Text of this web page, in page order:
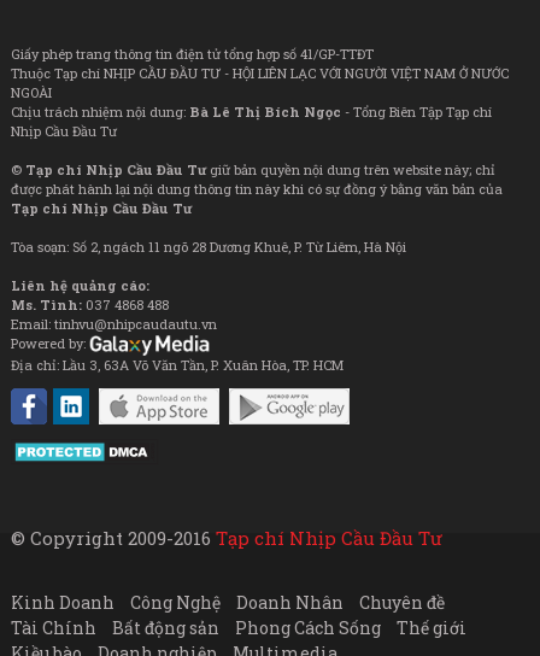
Giấy phép trang thông tin điện tử tổng hợp số 41/GP-TTĐT
Thuộc Tạp chí NHỊP CẦU ĐẦU TƯ - HỘI LIÊN LẠC VỚI NGƯỜI VIỆT NAM Ở NƯỚC
NGOÀI
Chịu trách nhiệm nội dung: Bà Lê Thị Bích Ngọc - Tổng Biên Tập Tạp chí
Nhịp Cầu Đầu Tư
© Tạp chí Nhịp Cầu Đầu Tưgiữ bản quyền nội dung trên website này; chỉ
được phát hành lại nội dung thông tin này khi có sự đồng ý bằng văn bản của
Tạp chí Nhịp Cầu Đầu Tư
Tòa soạn: Số 2, ngách 11 ngõ 28 Dương Khuê, P. Từ Liêm, Hà Nội
Liên hệ quảng cáo:
Ms. Tình: 037 4868 488
Email: tinhvu@nhipcaudautu.vn
Powered by:
Địa chỉ: Lầu 3, 63A Võ Văn Tần, P. Xuân Hòa, TP. HCM
© Copyright 2009-2016 Tạp chí Nhịp Cầu Đầu Tư
Kinh Doanh Công Nghệ Doanh Nhân
Chuyên đề
Tài Chính
Bất động sản Phong Cách Sống
Thế giới